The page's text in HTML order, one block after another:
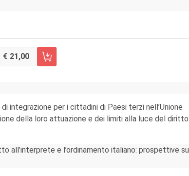
21,00
FASCICOLO 2/2012
integrazione per i cittadini di Paesi terzi nell’Unione
della loro attuazione e dei limiti alla luce del diritto
all’interprete e l’ordinamento italiano: prospettive su